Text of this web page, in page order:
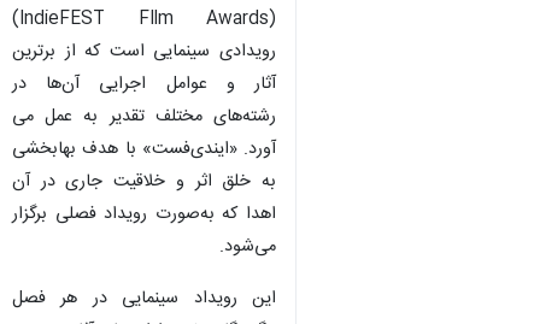
(IndieFEST FIlm Awards)
رویدادی سینمایی است که از برترین
آثار و عوامل اجرایی آن‌ها در
رشته‌های مختلف تقدیر به عمل می
آورد. «ایندی‌فست» با هدف بهابخشی
به خلق اثر و خلاقیت جاری در آن
اهدا که به‌صورت رویداد فصلی برگزار
می‌شود.
این رویداد سینمایی در هر فصل